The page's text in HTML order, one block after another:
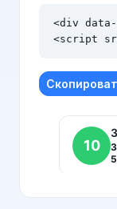
<div
<script